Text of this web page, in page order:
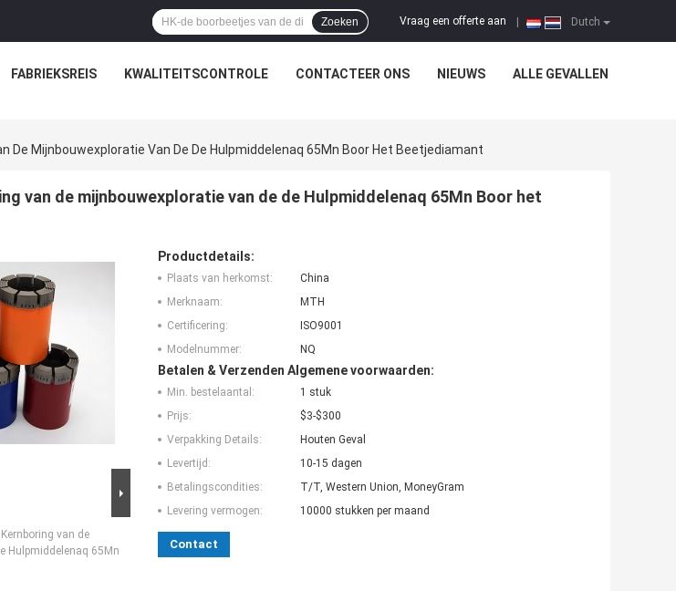
Dutch
Vraag een offerte aan
Zoeken
FABRIEKSREIS KWALITEITSCONTROLE CONTACTEER ONS NIEUWS ALLE GEVALLEN
De Mijnbouwexploratie Van De De Hulpmiddelenaq 65Mn Boor Het Beetjediamant
van de mijnbouwexploratie van de de Hulpmiddelenaq 65Mn Boor het
van de
Hulpmiddelenaq 65Mn
Productdetails:
Plaats van herkomst:
China
Merknaam:
MTH
Certificering:
ISO9001
Modelnummer:
NQ
Betalen & Verzenden Algemene voorwaarden:
Min. bestelaantal:
1 stuk
Prijs:
$3-$300
Verpakking Details:
Houten Geval
Levertijd:
10-15 dagen
Betalingscondities:
T/T, Western Union, MoneyGram
Levering vermogen:
10000 stukken per maand
Contact